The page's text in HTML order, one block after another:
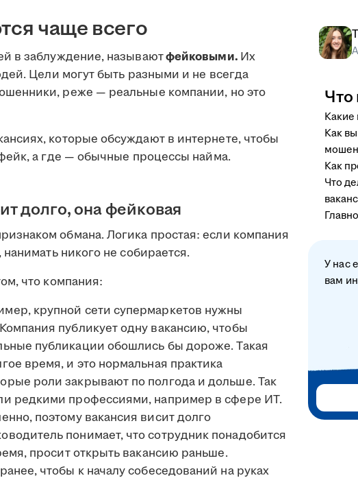
чаще всего
в заблуждение, называютфейковыми. Их
Цели могут быть разными и не всегда
реже — реальные компании, но это
которые обсуждают в интернете, чтобы
а где — обычные процессы найма.
долго, она фейковая
обмана. Логика простая: если компания
никого не собирается.
что компания:
крупной сети супермаркетов нужны
публикует одну вакансию, чтобы
публикации обошлись бы дороже. Такая
время, и это нормальная практика
роли закрывают по полгода и дольше. Так
редкими профессиями, например в сфере ИТ.
поэтому вакансия висит долго
понимает, что сотрудник понадобится
просит открыть вакансию раньше.
чтобы к началу собеседований на руках
Что
Какие
Как
Как
Что
У нас
вам